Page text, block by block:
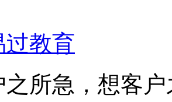
教育
之所急，想客